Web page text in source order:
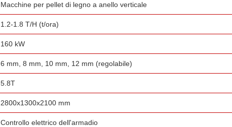
Macchine per pellet di legno a anello verticale
1.2-1.8 T/H (t/ora)
160 kW
6 mm, 8 mm, 10 mm, 12 mm (regolabile)
5.8T
2800x1300x2100 mm
Controllo elettrico dell'armadio